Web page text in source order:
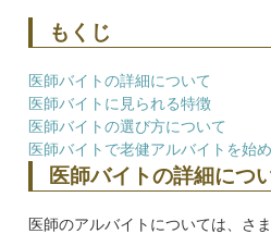
もくじ
医師バイトの詳細について
医師バイトに見られる特徴
医師バイトの選び方について
医師バイトで老健アルバイトを始
医師バイトの詳細につ
医師のアルバイトについては、さ